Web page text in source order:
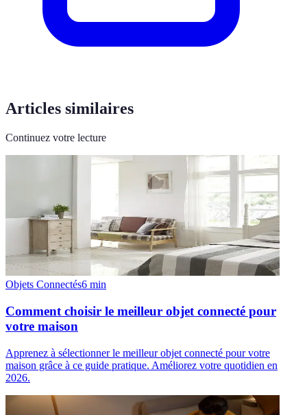
Articles similaires
Continuez votre lecture
Objets Connectés6 min
Comment choisir le meilleur objet connecté pour
votre maison
Apprenez à sélectionner le meilleur objet connecté pour votre
maison grâce à ce guide pratique. Améliorez votre quotidien en
2026.